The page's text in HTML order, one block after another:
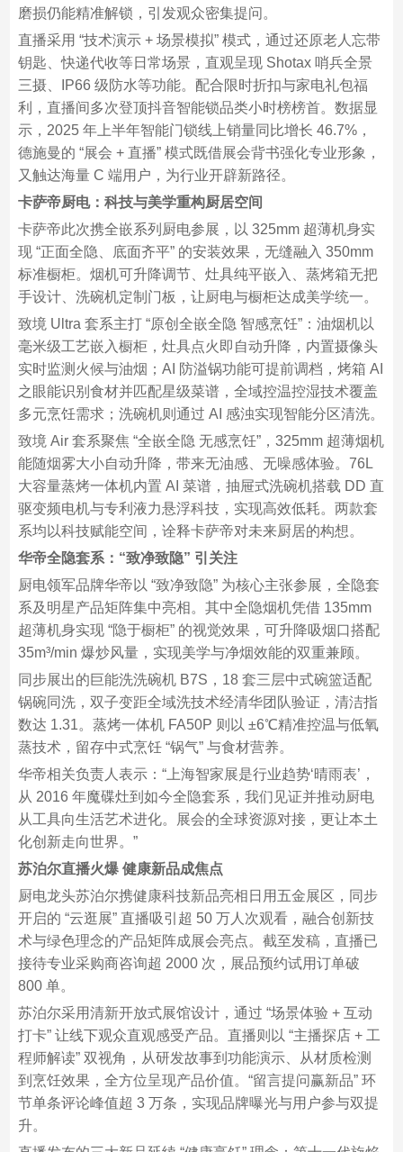
磨损仍能精准解锁，引发观众密集提问。​
直播采用 “技术演示 + 场景模拟” 模式，通过还原老人忘带
钥匙、快递代收等日常场景，直观呈现 Shotax 哨兵全景
三摄、IP66 级防水等功能。配合限时折扣与家电礼包福
利，直播间多次登顶抖音智能锁品类小时榜榜首。数据显
示，2025 年上半年智能门锁线上销量同比增长 46.7%，
德施曼的 “展会 + 直播” 模式既借展会背书强化专业形象，
又触达海量 C 端用户，为行业开辟新路径。​
卡萨帝厨电：科技与美学重构厨居空间​
卡萨帝此次携全嵌系列厨电参展，以 325mm 超薄机身实
现 “正面全隐、底面齐平” 的安装效果，无缝融入 350mm
标准橱柜。烟机可升降调节、灶具纯平嵌入、蒸烤箱无把
手设计、洗碗机定制门板，让厨电与橱柜达成美学统一。​
致境 Ultra 套系主打 “原创全嵌全隐 智感烹饪”：油烟机以
毫米级工艺嵌入橱柜，灶具点火即自动升降，内置摄像头
实时监测火候与油烟；AI 防溢锅功能可提前调档，烤箱 AI
之眼能识别食材并匹配星级菜谱，全域控温控湿技术覆盖
多元烹饪需求；洗碗机则通过 AI 感浊实现智能分区清洗。​
致境 Air 套系聚焦 “全嵌全隐 无感烹饪”，325mm 超薄烟机
能随烟雾大小自动升降，带来无油感、无噪感体验。76L
大容量蒸烤一体机内置 AI 菜谱，抽屉式洗碗机搭载 DD 直
驱变频电机与专利液力悬浮科技，实现高效低耗。两款套
系均以科技赋能空间，诠释卡萨帝对未来厨居的构想。​
华帝全隐套系：“致净致隐” 引关注​
厨电领军品牌华帝以 “致净致隐” 为核心主张参展，全隐套
系及明星产品矩阵集中亮相。其中全隐烟机凭借 135mm
超薄机身实现 “隐于橱柜” 的视觉效果，可升降吸烟口搭配
35m³/min 爆炒风量，实现美学与净烟效能的双重兼顾。​
同步展出的巨能洗洗碗机 B7S，18 套三层中式碗篮适配
锅碗同洗，双子变距全域洗技术经清华团队验证，清洁指
数达 1.31。蒸烤一体机 FA50P 则以 ±6℃精准控温与低氧
蒸技术，留存中式烹饪 “锅气” 与食材营养。​
华帝相关负责人表示：“上海智家展是行业趋势‘晴雨表’，
从 2016 年魔碟灶到如今全隐套系，我们见证并推动厨电
从工具向生活艺术进化。展会的全球资源对接，更让本土
化创新走向世界。”​
苏泊尔直播火爆 健康新品成焦点​
厨电龙头苏泊尔携健康科技新品亮相日用五金展区，同步
开启的 “云逛展” 直播吸引超 50 万人次观看，融合创新技
术与绿色理念的产品矩阵成展会亮点。截至发稿，直播已
接待专业采购商咨询超 2000 次，展品预约试用订单破
800 单。​
苏泊尔采用清新开放式展馆设计，通过 “场景体验 + 互动
打卡” 让线下观众直观感受产品。直播则以 “主播探店 + 工
程师解读” 双视角，从研发故事到功能演示、从材质检测
到烹饪效果，全方位呈现产品价值。“留言提问赢新品” 环
节单条评论峰值超 3 万条，实现品牌曝光与用户参与双提
升。​